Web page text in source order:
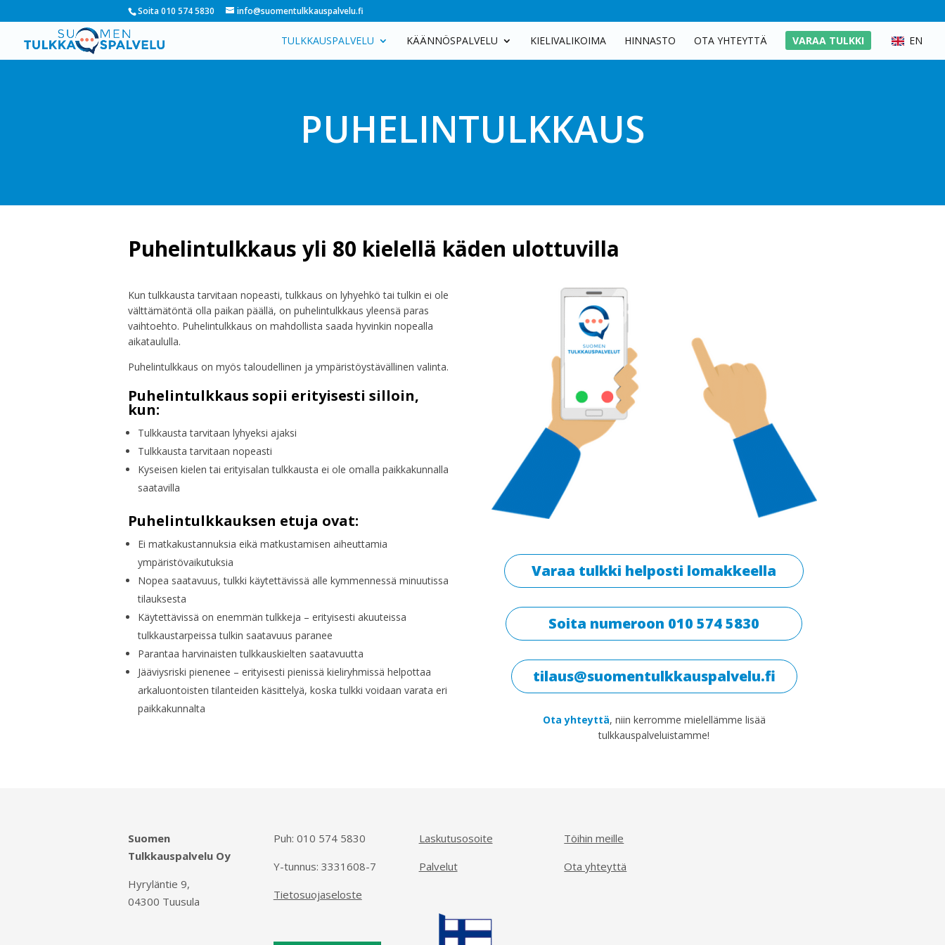
Soita 010 574 5830 info@suomentulkkauspalvelu.fi
TULKKAUSPALVELU KÄÄNNÖSPALVELU KIELIVALIKOIMA HINNASTO OTA YHTEYTTÄ VARAA TULKKI EN
PUHELINTULKKAUS
Puhelintulkkaus yli 80 kielellä käden ulottuvilla
Kun tulkkausta tarvitaan nopeasti,tulkkaus on lyhyehkö tai tulkin ei ole
välttämätöntä olla paikan päällä, on puhelintulkkaus yleensä paras
vaihtoehto. Puhelintulkkaus on mahdollista saada hyvinkin nopealla
aikataululla.
Puhelintulkkaus on myös taloudellinen ja ympäristöystävällinen valinta.
Puhelintulkkaus sopii erityisesti silloin,
kun:
Tulkkausta tarvitaan lyhyeksi ajaksi
Tulkkausta tarvitaan nopeasti
Kyseisen kielen tai erityisalan tulkkausta ei ole omalla paikkakunnalla
saatavilla
Puhelintulkkauksen etuja ovat:
Ei matkakustannuksia eikä matkustamisen aiheuttamia
ympäristövaikutuksia
Nopea saatavuus, tulkki käytettävissä alle kymmennessä minuutissa
tilauksesta
Käytettävissä on enemmän tulkkeja – erityisesti akuuteissa
tulkkaustarpeissa tulkin saatavuus paranee
Parantaa harvinaisten tulkkauskielten saatavuutta
Jääviysriski pienenee – erityisesti pienissä kieliryhmissä helpottaa
arkaluontoisten tilanteiden käsittelyä, koska tulkki voidaan varata eri
paikkakunnalta
Varaa tulkki helposti lomakkeella
Soita numeroon 010 574 5830
tilaus@suomentulkkauspalvelu.fi
Ota yhteyttä, niin kerromme mielellämme lisää
tulkkauspalveluistamme!
Suomen
Tulkkauspalvelu Oy
Hyryläntie 9,
04300 Tuusula
Puh: 010 574 5830
Y-tunnus: 3331608-7
Tietosuojaseloste
Laskutusosoite
Palvelut
Töihin meille
Ota yhteyttä